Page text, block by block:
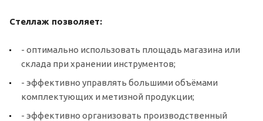
Стеллаж позволяет:
- оптимально использовать площадь магазина или
склада при хранении инструментов;
- эффективно управлять большими объёмами
комплектующих и метизной продукции;
- эффективно организовать производственный